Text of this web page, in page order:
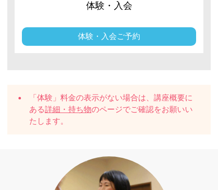
体験・入会
体験・入会ご予約
「体験」料金の表示がない場合は、講座概要に
ある詳細・持ち物のページでご確認をお願いい
たします。